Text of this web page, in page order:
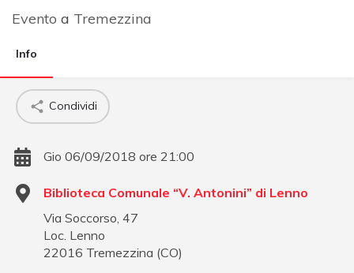
Evento a Tremezzina
Info
Condividi
Gio 06/09/2018 ore 21:00
Biblioteca Comunale “V. Antonini” di Lenno
Via Soccorso, 47
Loc. Lenno
22016 Tremezzina (CO)